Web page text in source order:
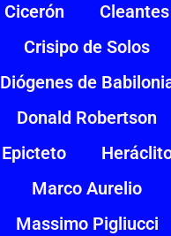
Cicerón
Cleantes
Crisipo de Solos
Diógenes de
Donald Robertson
Epicteto
Marco Aurelio
Massimo Pigliucci